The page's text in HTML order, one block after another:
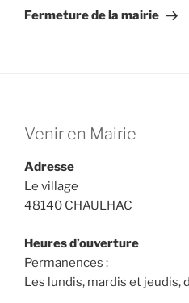
suivant
Fermeture de la mairie
Venir en Mairie
Adresse
Le village
48140 CHAULHAC
Heures d’ouverture
Permanences :
Les lundis, mardis et jeudis,